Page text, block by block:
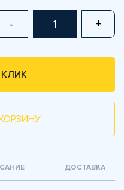
- +
ДОСТАВКА